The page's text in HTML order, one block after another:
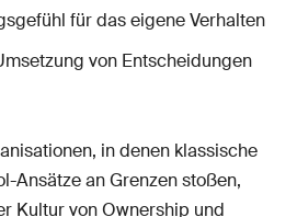
für das eigene Verhalten
von Entscheidungen
in denen klassische
Ansätze an Grenzen stoßen,
Kultur von Ownership und